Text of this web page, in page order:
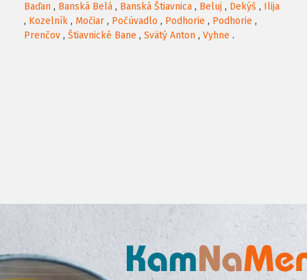
Baďan , Banská Belá , Banská Štiavnica , Beluj , Dekýš , Ilija
, Kozelník , Močiar , Počúvadlo , Podhorie , Podhorie ,
Prenčov , Štiavnické Bane , Svätý Anton , Vyhne .